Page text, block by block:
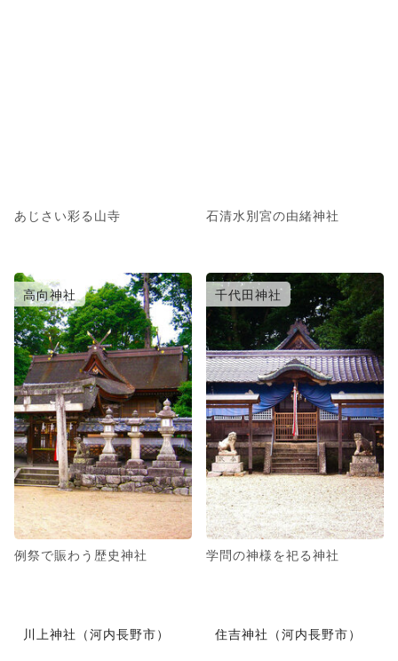
あじさい彩る山寺 石清水別宮の由緒神社
高向神社
例祭で賑わう歴史神社
千代田神社
学問の神様を祀る神社
川上神社（河内長野市） 住吉神社（河内長野市）